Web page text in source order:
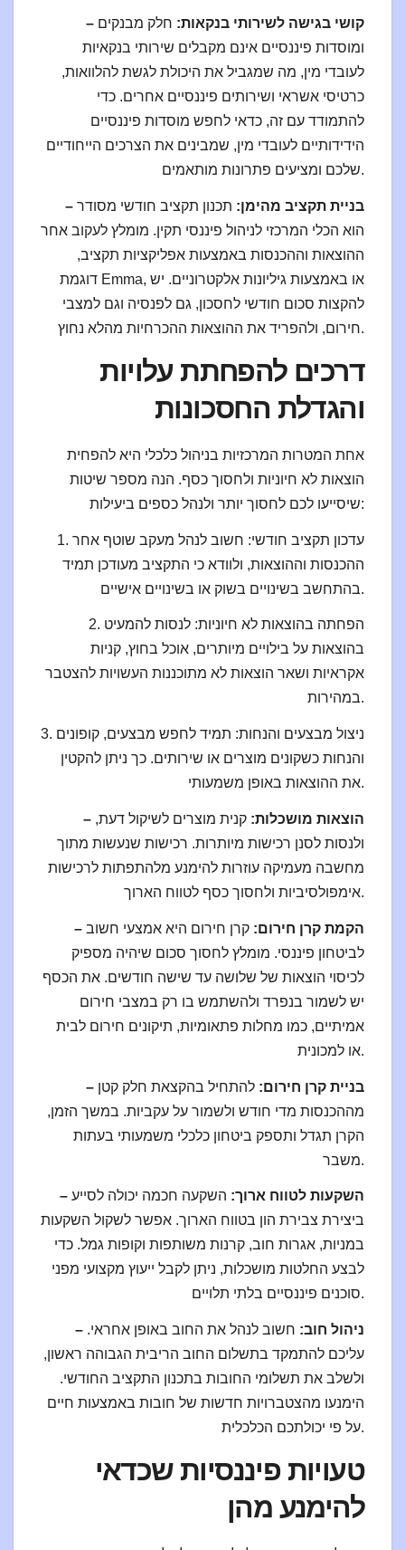
– קושי בגישה לשירותי בנקאות: חלק מבנקים
ומוסדות פיננסיים אינם מקבלים שירותי בנקאיות
לעובדי מין, מה שמגביל את היכולת לגשת להלוואות,
כרטיסי אשראי ושירותים פיננסיים אחרים. כדי
להתמודד עם זה, כדאי לחפש מוסדות פיננסיים
הידידותיים לעובדי מין, שמבינים את הצרכים הייחודיים
שלכם ומציעים פתרונות מותאמים.
– בניית תקציב מהימן: תכנון תקציב חודשי מסודר
הוא הכלי המרכזי לניהול פיננסי תקין. מומלץ לעקוב אחר
ההוצאות וההכנסות באמצעות אפליקציות תקציב,
דוגמת Emma, או באמצעות גיליונות אלקטרוניים. יש
להקצות סכום חודשי לחסכון, גם לפנסיה וגם למצבי
חירום, ולהפריד את ההוצאות ההכרחיות מהלא נחוץ.
דרכים להפחתת עלויות
והגדלת החסכונות
אחת המטרות המרכזיות בניהול כלכלי היא להפחית
הוצאות לא חיוניות ולחסוך כסף. הנה מספר שיטות
שיסייעו לכם לחסוך יותר ולנהל כספים ביעילות:
1. עדכון תקציב חודשי: חשוב לנהל מעקב שוטף אחר
ההכנסות וההוצאות, ולוודא כי התקציב מעודכן תמיד
בהתחשב בשינויים בשוק או בשינויים אישיים.
2. הפחתה בהוצאות לא חיוניות: לנסות להמעיט
בהוצאות על בילויים מיותרים, אוכל בחוץ, קניות
אקראיות ושאר הוצאות לא מתוכננות העשויות להצטבר
במהירות.
3. ניצול מבצעים והנחות: תמיד לחפש מבצעים, קופונים
והנחות כשקונים מוצרים או שירותים. כך ניתן להקטין
את ההוצאות באופן משמעותי.
– הוצאות מושכלות: קנית מוצרים לשיקול דעת,
ולנסות לסנן רכישות מיותרות. רכישות שנעשות מתוך
מחשבה מעמיקה עוזרות להימנע מלהתפתות לרכישות
אימפולסיביות ולחסוך כסף לטווח הארוך.
– הקמת קרן חירום: קרן חירום היא אמצעי חשוב
לביטחון פיננסי. מומלץ לחסוך סכום שיהיה מספיק
לכיסוי הוצאות של שלושה עד שישה חודשים. את הכסף
יש לשמור בנפרד ולהשתמש בו רק במצבי חירום
אמיתיים, כמו מחלות פתאומיות, תיקונים חירום לבית
או למכונית.
– בניית קרן חירום: להתחיל בהקצאת חלק קטן
מההכנסות מדי חודש ולשמור על עקביות. במשך הזמן,
הקרן תגדל ותספק ביטחון כלכלי משמעותי בעתות
משבר.
– השקעות לטווח ארוך: השקעה חכמה יכולה לסייע
ביצירת צבירת הון בטווח הארוך. אפשר לשקול השקעות
במניות, אגרות חוב, קרנות משותפות וקופות גמל. כדי
לבצע החלטות מושכלות, ניתן לקבל ייעוץ מקצועי מפני
סוכנים פיננסיים בלתי תלויים.
– ניהול חוב: חשוב לנהל את החוב באופן אחראי.
עליכם להתמקד בתשלום החוב הריבית הגבוהה ראשון,
ולשלב את תשלומי החובות בתכנון התקציב החודשי.
הימנעו מהצטברויות חדשות של חובות באמצעות חיים
על פי יכולתכם הכלכלית.
טעויות פיננסיות שכדאי
להימנע מהן